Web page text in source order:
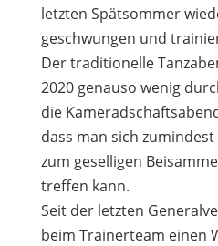
letzten Spätsommer
geschwungen und
Der traditionelle
2020 genauso wenig
die
dass man sich
zum geselligen
treffen kann.
Seit der letzten
beim Trainerteam einen